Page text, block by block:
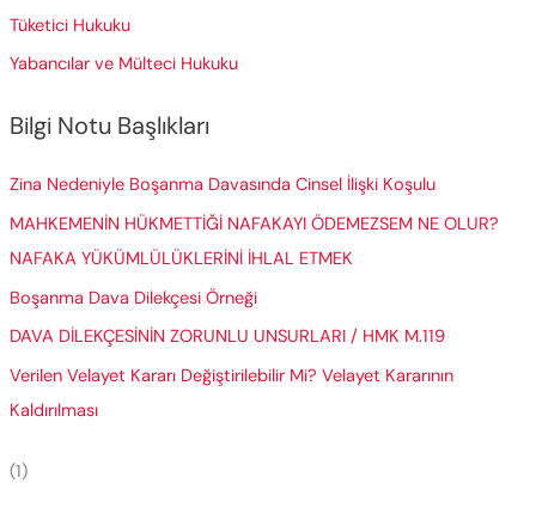
Tüketici Hukuku
Yabancılar ve Mülteci Hukuku
Bilgi Notu Başlıkları
Zina Nedeniyle Boşanma Davasında Cinsel İlişki Koşulu
MAHKEMENİN HÜKMETTİĞİ NAFAKAYI ÖDEMEZSEM NE OLUR?
NAFAKA YÜKÜMLÜLÜKLERİNİ İHLAL ETMEK
Boşanma Dava Dilekçesi Örneği
DAVA DİLEKÇESİNİN ZORUNLU UNSURLARI / HMK M.119
Verilen Velayet Kararı Değiştirilebilir Mi? Velayet Kararının
Kaldırılması
(1)